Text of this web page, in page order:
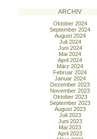
ARCHIV
Oktober 2024
September 2024
August 2024
Juli 2024
Juni 2024
Mai 2024
April 2024
März 2024
Februar 2024
Januar 2024
Dezember 2023
November 2023
Oktober 2023
September 2023
August 2023
Juli 2023
Juni 2023
Mai 2023
April 2023